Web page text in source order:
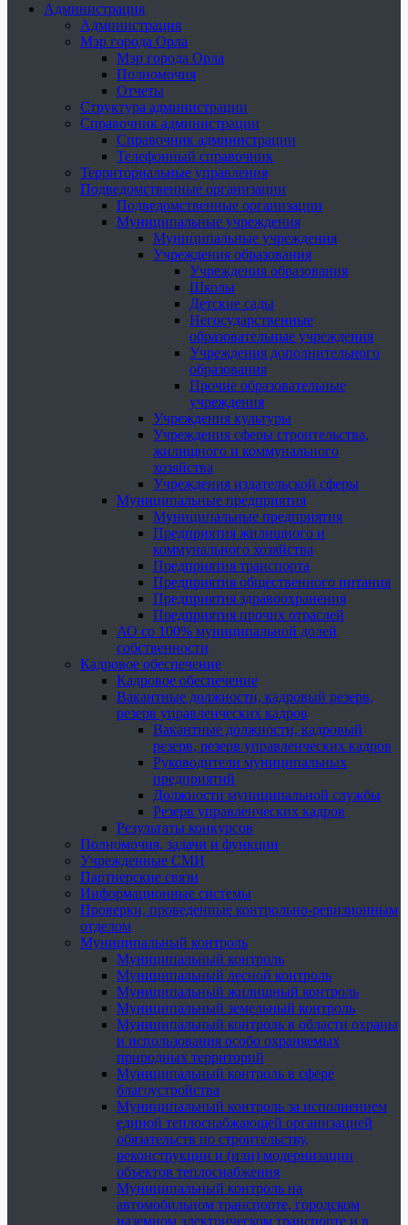
Администрация
Администрация
Мэр города Орла
Мэр города Орла
Полномочия
Отчеты
Структура администрации
Справочник администрации
Справочник администрации
Телефонный справочник
Территориальные управления
Подведомственные организации
Подведомственные организации
Муниципальные учреждения
Муниципальные учреждения
Учреждения образования
Учреждения образования
Школы
Детские сады
Негосударственные
образовательные учреждения
Учреждения дополнительного
образования
Прочие образовательные
учреждения
Учреждения культуры
Учреждения сферы строительства,
жилищного и коммунального
хозяйства
Учреждения издательской сферы
Муниципальные предприятия
Муниципальные предприятия
Предприятия жилищного и
коммунального хозяйства
Предприятия транспорта
Предприятия общественного питания
Предприятия здравоохранения
Предприятия прочих отраслей
АО со 100% муниципальной долей
собственности
Кадровое обеспечение
Кадровое обеспечение
Вакантные должности, кадровый резерв,
резерв управленческих кадров
Вакантные должности, кадровый
резерв, резерв управленческих кадров
Руководители муниципальных
предприятий
Должности муниципальной службы
Резерв управленческих кадров
Результаты конкурсов
Полномочия, задачи и функции
Учрежденные СМИ
Партнерские связи
Информационные системы
Проверки, проведенные контрольно-ревизионным
отделом
Муниципальный контроль
Муниципальный контроль
Муниципальный лесной контроль
Муниципальный жилищный контроль
Муниципальный земельный контроль
Муниципальный контроль в области охраны
и использования особо охраняемых
природных территорий
Муниципальный контроль в сфере
благоустройства
Муниципальный контроль за исполнением
единой теплоснабжающей организацией
обязательств по строительству,
реконструкции и (или) модернизации
объектов теплоснабжения
Муниципальный контроль на
автомобильном транспорте, городском
наземном электрическом транспорте и в